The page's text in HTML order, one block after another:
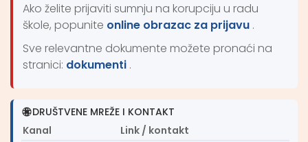
Ako želite prijaviti sumnju na korupciju u radu
škole, popunite online obrazac za prijavu .
Sve relevantne dokumente možete pronaći na
stranici: dokumenti .
DRUŠTVENE MREŽE I KONTAKT
Kanal
Link / kontakt